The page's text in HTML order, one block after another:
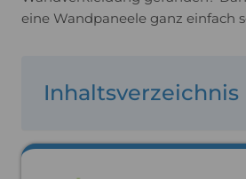
eine Wandpaneele ganz einfach
Inhaltsverzeichnis